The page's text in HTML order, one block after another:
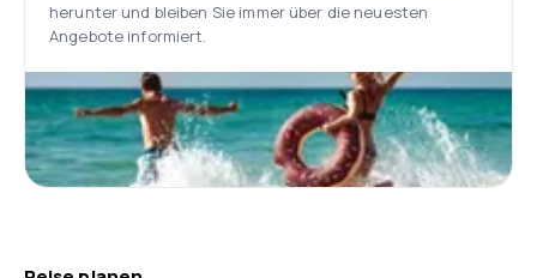
herunter und bleiben Sie immer über die neuesten
Angebote informiert.